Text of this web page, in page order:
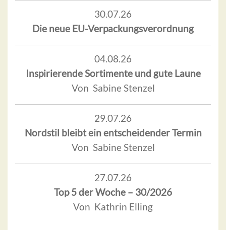
30.07.26
Die neue EU-Verpackungsverordnung
04.08.26
Inspirierende Sortimente und gute Laune
Von Sabine Stenzel
29.07.26
Nordstil bleibt ein entscheidender Termin
Von Sabine Stenzel
27.07.26
Top 5 der Woche – 30/2026
Von Kathrin Elling